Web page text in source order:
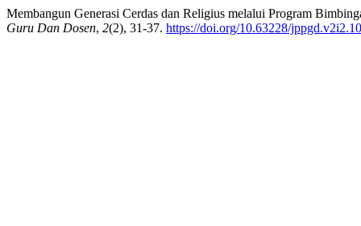
Membangun Generasi Cerdas dan Religius melalui Program
Guru Dan Dosen, 2(2), 31-37. https://doi.org/10.63228/